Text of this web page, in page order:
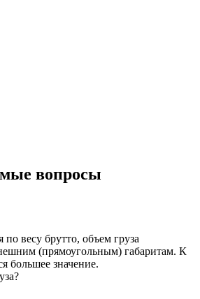
вопросы
по весу брутто, объем груза
(прямоугольным) габаритам. К
большее значение.